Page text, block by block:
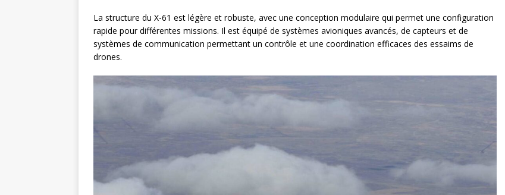
La structure du X-61 est légère et robuste, avec une conception modulaire qui permet une configuration
rapide pour différentes missions. Il est équipé de systèmes avioniques avancés, de capteurs et de
systèmes de communication permettant un contrôle et une coordination efficaces des essaims de
drones.